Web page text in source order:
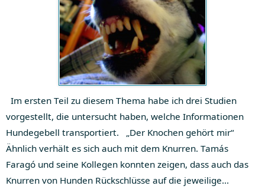
Im ersten Teil zu diesem Thema habe ich drei Studien
vorgestellt, die untersucht haben, welche Informationen
Hundegebell transportiert. „Der Knochen gehört mir“
Ähnlich verhält es sich auch mit dem Knurren. Tamás
Faragó und seine Kollegen konnten zeigen, dass auch das
Knurren von Hunden Rückschlüsse auf die jeweilige…